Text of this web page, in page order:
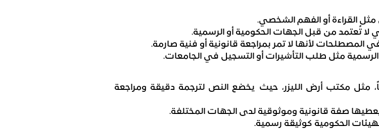
القراءة أو الفهم الشخصي.
لا تُعتمد من قبل الجهات الحكومية أو الرسمية.
لأنها لا تمر بمراجعة قانونية أو فنية صارمة.
الرسمية مثل طلب التأشيرات أو التسجيل في الجامعات.
مثل مكتب أرض الليزر، حيث يخضع النص لترجمة دقيقة ومراجعة
صفة قانونية وموثوقية لدى الجهات المختلفة.
الحكومية كوثيقة رسمية.